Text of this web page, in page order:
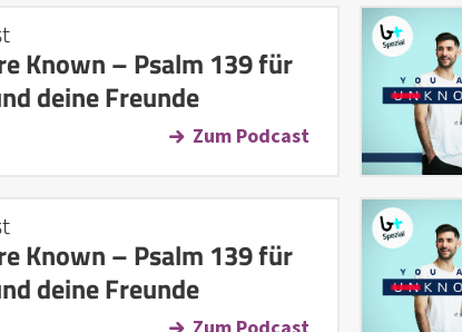
Known – Psalm 139 für
deine Freunde
Zum Podcast
Known – Psalm 139 für
deine Freunde